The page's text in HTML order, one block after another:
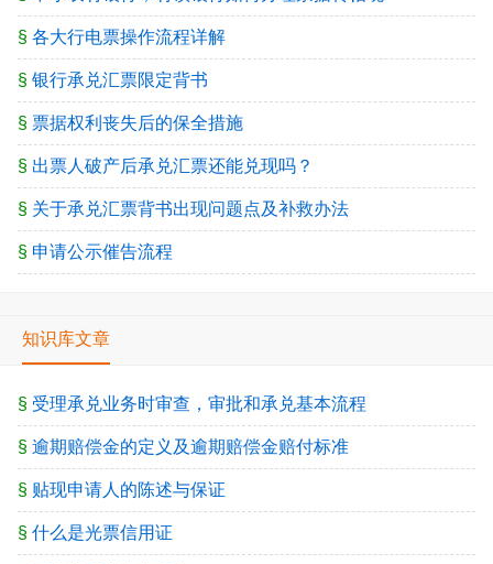
§ 各大行电票操作流程详解
§ 银行承兑汇票限定背书
§ 票据权利丧失后的保全措施
§ 出票人破产后承兑汇票还能兑现吗？
§ 关于承兑汇票背书出现问题点及补救办法
§ 申请公示催告流程
知识库文章
§ 受理承兑业务时审查，审批和承兑基本流程
§ 逾期赔偿金的定义及逾期赔偿金赔付标准
§ 贴现申请人的陈述与保证
§ 什么是光票信用证